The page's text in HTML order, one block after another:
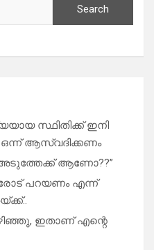
Search
സ്ഥിതിക്ക് ഇനി
ആസ്വദിക്കണം
അടുത്തേക്ക് ആണോ??”
പറയണം എന്ന്
ഇതാണ് എന്റെ